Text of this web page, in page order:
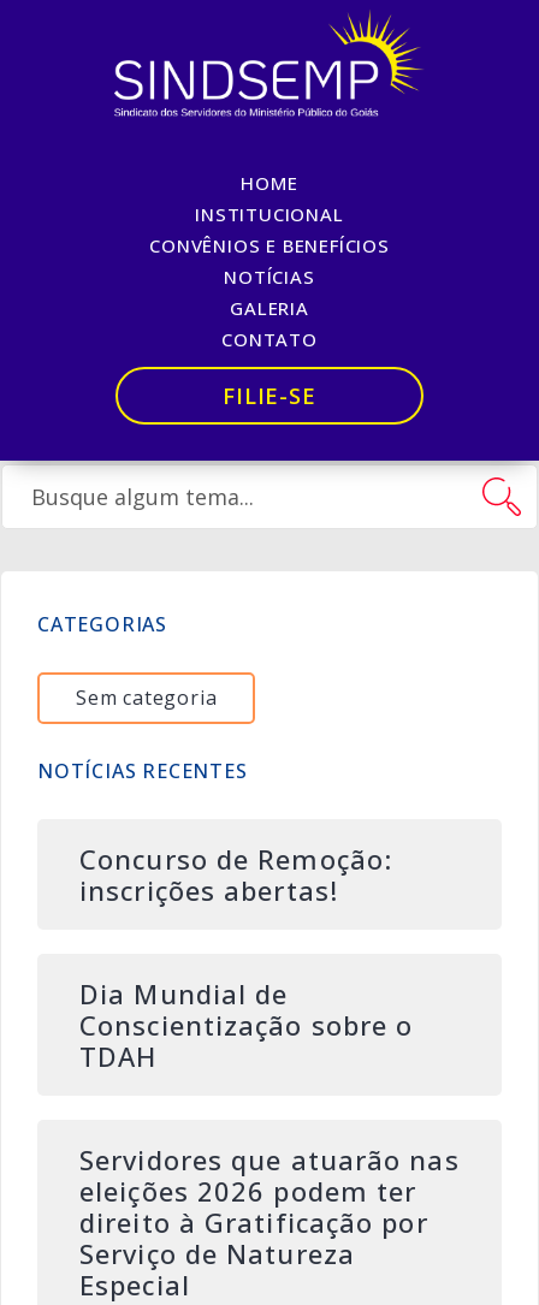
HOME
INSTITUCIONAL
CONVÊNIOS E BENEFÍCIOS
NOTÍCIAS
GALERIA
CONTATO
FILIE-SE
PCS E ESTATUDO DOS
SERVIDORES APROVADOS
PCS E ESTATUDO DOS SERVIDORES APROVADOS
CATEGORIAS
Sem categoria
NOTÍCIAS RECENTES
Concurso de Remoção:
inscrições abertas!
Dia Mundial de
Conscientização sobre o
TDAH
Servidores que atuarão nas
eleições 2026 podem ter
direito à Gratificação por
Serviço de Natureza
Especial